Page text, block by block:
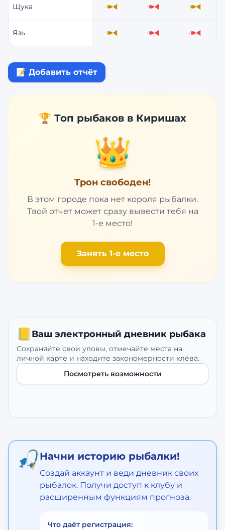
Щука Средне Слабо Средне
Язь Средне Слабо Слабо
📝 Добавить отчёт
🏆 Топ рыбаков в Киришах
👑
Трон свободен!
В этом городе пока нет короля рыбалки.
Твой отчет может сразу вывести тебя на
1-е место!
Занять 1-е место
📒 Ваш электронный дневник рыбака
Сохраняйте свои уловы, отмечайте места на
личной карте и находите закономерности клёва.
Посмотреть возможности
🎣 Начни историю рыбалки!
Создай аккаунт и веди дневник своих
рыбалок. Получи доступ к клубу и
расширенным функциям прогноза.
Что даёт регистрация: